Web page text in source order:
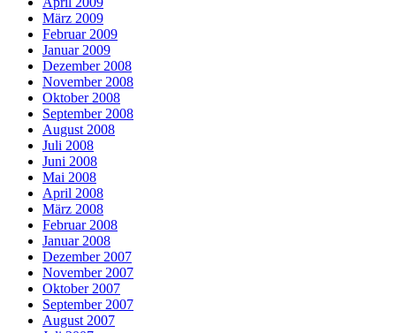
März 2009
Februar 2009
Januar 2009
Dezember 2008
November 2008
Oktober 2008
September 2008
August 2008
Juli 2008
Juni 2008
Mai 2008
April 2008
März 2008
Februar 2008
Januar 2008
Dezember 2007
November 2007
Oktober 2007
September 2007
August 2007